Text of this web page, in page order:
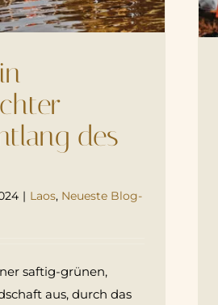
des
| Laos, Neueste Blog-
saftig-grünen,
aus, durch das